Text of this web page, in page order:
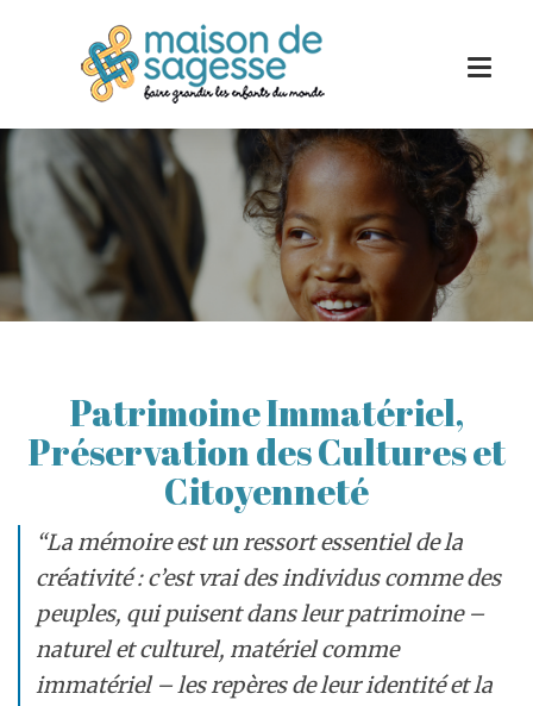
Patrimoine Immatériel,
Préservation des Cultures et
Citoyenneté
“La mémoire est un ressort essentiel de la
créativité : c’est vrai des individus comme des
peuples, qui puisent dans leur patrimoine –
naturel et culturel, matériel comme
immatériel – les repères de leur identité et la